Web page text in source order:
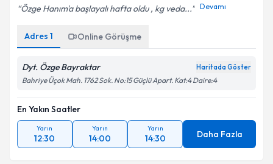
Özge Hanım'a başlayalı hafta oldu , kg veda... Devamı
Adres 1 Online Görüşme
Dyt. Özge Bayraktar Haritada Göster
Bahriye Üçok Mah. 1762 Sok. No:15 Güçlü Apart. Kat:4 Daire:4
En Yakın Saatler
Yarın
12:30
Yarın
14:00
Yarın
14:30 Daha Fazla